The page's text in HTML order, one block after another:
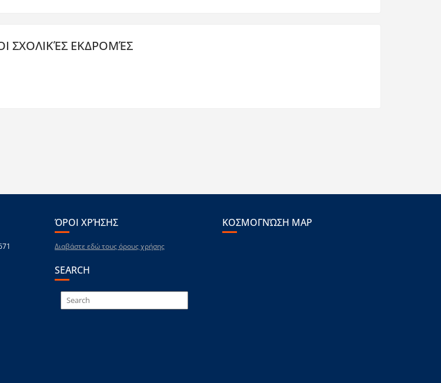
ΣΧΟΛΙΚΈΣ ΕΚΔΡΟΜΈΣ
ΌΡΟΙ ΧΡΉΣΗΣ
Διαβάστε εδώ τους όρους χρήσης
SEARCH
ΚΟΣΜΟΓΝΏΣΗ MAP